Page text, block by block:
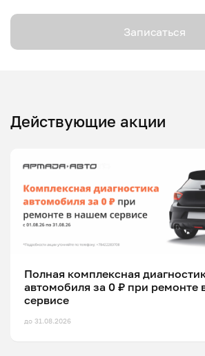
Записаться
Действующие акции
Полная комплексная
автомобиля за 0 ₽ при ремонте
сервисе
до 31.08.2026